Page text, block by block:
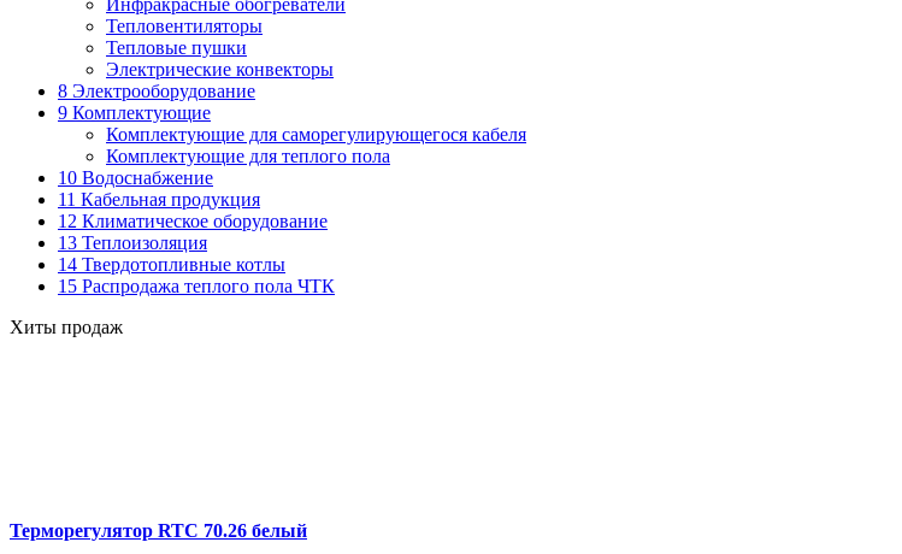
Инфракрасные обогреватели
Тепловентиляторы
Тепловые пушки
Электрические конвекторы
8 Электрооборудование
9 Комплектующие
Комплектующие для саморегулирующегося кабеля
Комплектующие для теплого пола
10 Водоснабжение
11 Кабельная продукция
12 Климатическое оборудование
13 Теплоизоляция
14 Твердотопливные котлы
15 Распродажа теплого пола ЧТК
Хиты продаж
Терморегулятор RTC 70.26 белый